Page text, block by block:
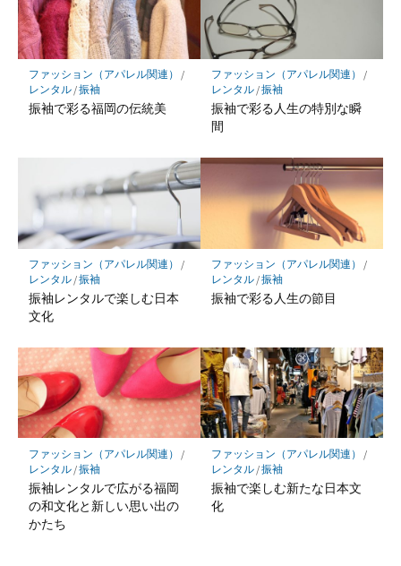
ファッション（アパレル関連）
/
レンタル/振袖
振袖で彩る福岡の伝統美
ファッション（アパレル関連）
/
レンタル/振袖
振袖で彩る人生の特別な瞬
間
ファッション（アパレル関連）
/
レンタル/振袖
振袖レンタルで楽しむ日本
文化
ファッション（アパレル関連）
/
レンタル/振袖
振袖で彩る人生の節目
ファッション（アパレル関連）
/
レンタル/振袖
振袖レンタルで広がる福岡
の和文化と新しい思い出の
かたち
ファッション（アパレル関連）
/
レンタル/振袖
振袖で楽しむ新たな日本文
化